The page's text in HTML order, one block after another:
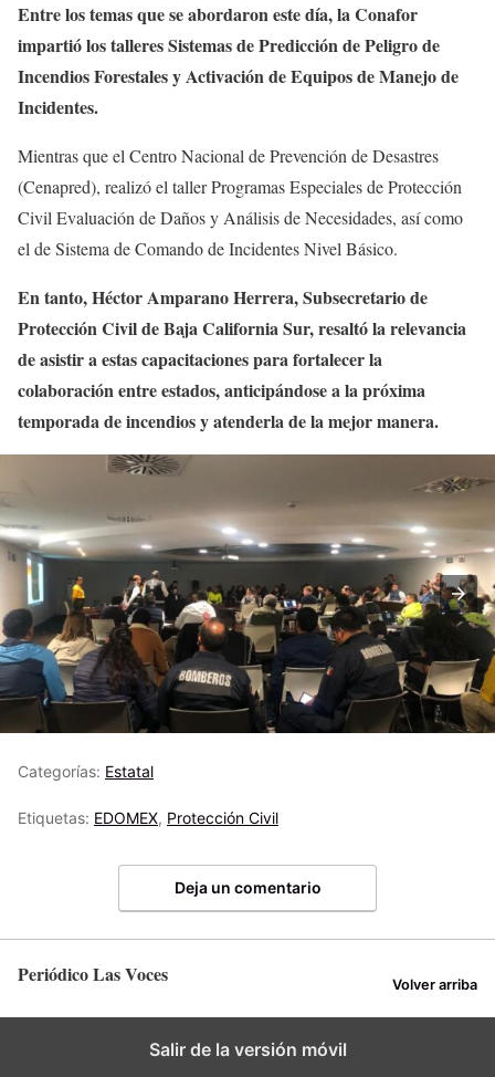
Entre los temas que se abordaron este día, la Conafor
impartió los talleres Sistemas de Predicción de Peligro de
Incendios Forestales y Activación de Equipos de Manejo de
Incidentes.
Mientras que el Centro Nacional de Prevención de Desastres
(Cenapred), realizó el taller Programas Especiales de Protección
Civil Evaluación de Daños y Análisis de Necesidades, así como
el de Sistema de Comando de Incidentes Nivel Básico.
En tanto, Héctor Amparano Herrera, Subsecretario de
Protección Civil de Baja California Sur, resaltó la relevancia
de asistir a estas capacitaciones para fortalecer la
colaboración entre estados, anticipándose a la próxima
temporada de incendios y atenderla de la mejor manera.
Categorías: Estatal
Etiquetas: EDOMEX, Protección Civil
Deja un comentario
Periódico Las Voces Volver arriba
Salir de la versión móvil